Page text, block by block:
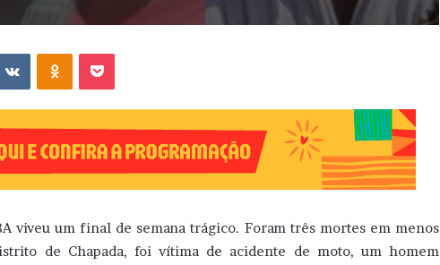
VK OK
viveu um final de semana trágico. Foram três mortes em menos
de Chapada, foi vítima de acidente de moto, um homem